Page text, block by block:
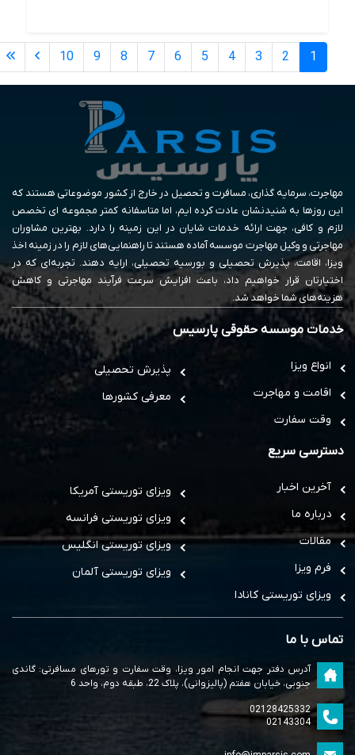
1
2
3
4
5
6
7
8
9
10
مهاجرت، سرمایه گذاری، مسافرت و تحصیل در خارج از کشور موضوعاتی هستند که
این روزها به شنیدنشان عادت کرده ایم، اما متاسفانه کمتر مجموعه ای تخصص
لازم و کافی، جهت ارائه خدمات شایان در این زمینه را دارد. بهترین مشاوران
مهاجرتی و وکیل مهاجرت موسسه آماده هستند تا راهنمایی‌های لازم را در زمینه اخذ
ویزا، اقامت، پذیرش تحصیلی و بورسیه تحصیلی، ارایه دهند. تجربه‌ای که در
اختیارتان قرار خواهیم داد، باعث افزایش سرعت فرآیند مهاجرتی و کاهش
هزینه‌های شما خواهد شد.
خدمات موسسه حقوقی پارسیس
انواع ویزا
اقامت و مهاجرت
وقت سفارت
پذیرش تحصیلی
معرفی کشورها
دسترسی سریع
آخرین اخبار
درباره ما
مقالات
فرم ویزا
ویزای توریستی کانادا
ویزای توریستی آمریکا
ویزای توریستی فرانسه
ویزای توریستی انگلیس
ویزای توریستی آلمان
تماس با ما
آدرس دفتر جهت انجام امور ویزا، وقت سفارت و تورهای مسافرتی: گاندی
جنوبی، خیابان هفتم (پالیزوانی)، پلاک 22، طبقه دوم، واحد 6
02128425332
02143304